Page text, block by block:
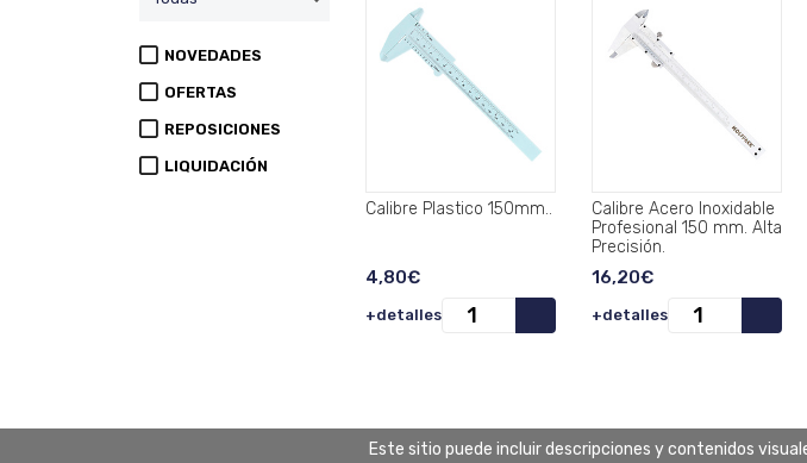
NOVEDADES
OFERTAS
REPOSICIONES
LIQUIDACIÓN
Calibre Plastico 150mm..
4,80€
+detalles
Calibre Acero Inoxidable
Profesional 150 mm. Alta
Precisión.
16,20€
+detalles
Este sitio puede incluir descripciones y contenidos